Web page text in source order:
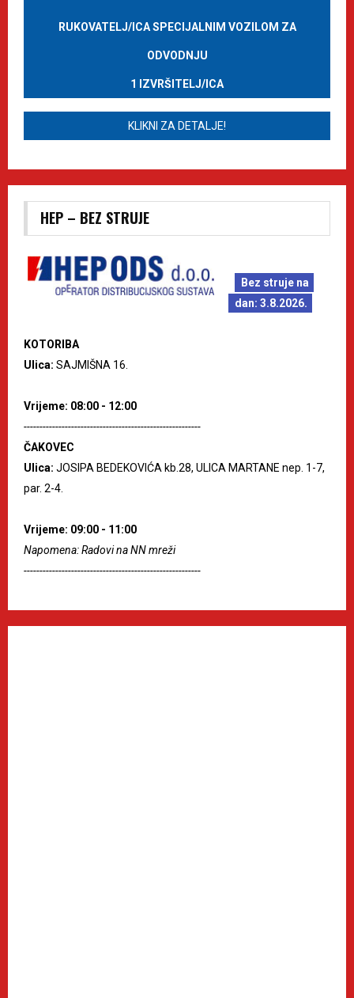
RUKOVATELJ/ICA SPECIJALNIM VOZILOM ZA
ODVODNJU
1 IZVRŠITELJ/ICA
KLIKNI ZA DETALJE!
HEP – BEZ STRUJE
Bez struje na
dan: 3.8.2026.
KOTORIBA
Ulica: SAJMIŠNA 16.
Vrijeme: 08:00 - 12:00
--------------------------------------------------------
ČAKOVEC
Ulica: JOSIPA BEDEKOVIĆA kb.28, ULICA MARTANE nep. 1-7,
par. 2-4.
Vrijeme: 09:00 - 11:00
Napomena: Radovi na NN mreži
--------------------------------------------------------